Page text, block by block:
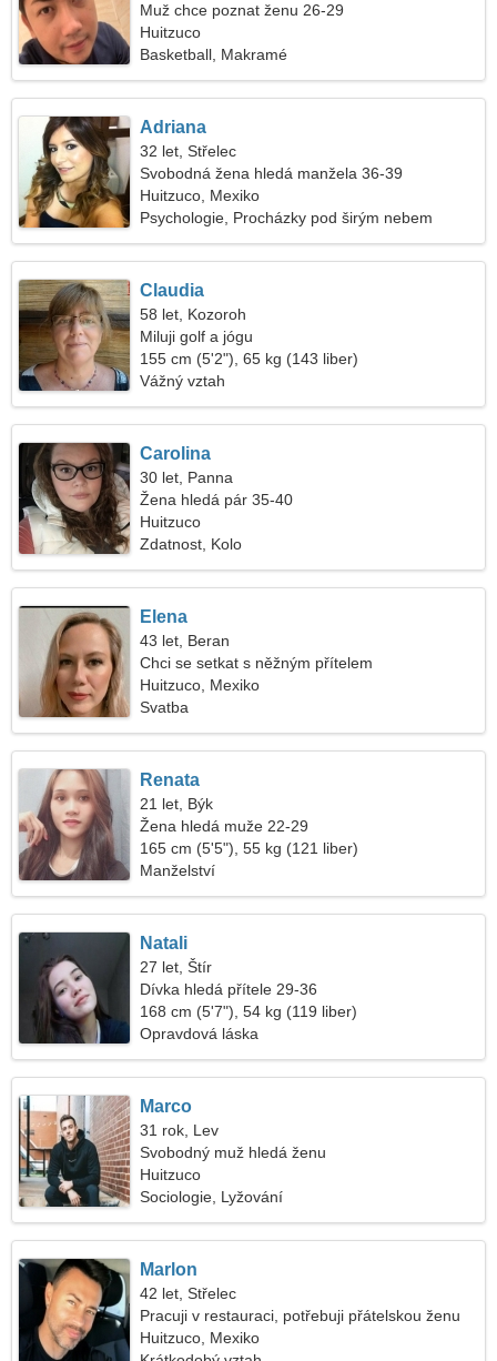
Muž chce poznat ženu 26-29
Huitzuco
Basketball, Makramé
Adriana
32 let, Střelec
Svobodná žena hledá manžela 36-39
Huitzuco, Mexiko
Psychologie, Procházky pod širým nebem
Claudia
58 let, Kozoroh
Miluji golf a jógu
155 cm (5'2"), 65 kg (143 liber)
Vážný vztah
Carolina
30 let, Panna
Žena hledá pár 35-40
Huitzuco
Zdatnost, Kolo
Elena
43 let, Beran
Chci se setkat s něžným přítelem
Huitzuco, Mexiko
Svatba
Renata
21 let, Býk
Žena hledá muže 22-29
165 cm (5'5"), 55 kg (121 liber)
Manželství
Natali
27 let, Štír
Dívka hledá přítele 29-36
168 cm (5'7"), 54 kg (119 liber)
Opravdová láska
Marco
31 rok, Lev
Svobodný muž hledá ženu
Huitzuco
Sociologie, Lyžování
Marlon
42 let, Střelec
Pracuji v restauraci, potřebuji přátelskou ženu
Huitzuco, Mexiko